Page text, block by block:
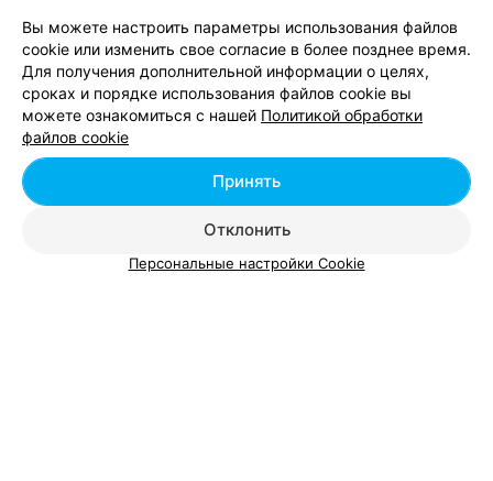
САЛОН КРАСОТЫ
My day
Минск, ул. Аэродромная, 16 до 21:00
Вы можете настроить параметры использования файлов
cookie или изменить свое согласие в более позднее время.
Для получения дополнительной информации о целях,
сроках и порядке использования файлов cookie вы
можете ознакомиться с нашей Политикой обработки
файлов cookie
Отклонить
Принять
Персональные настройки Cookie